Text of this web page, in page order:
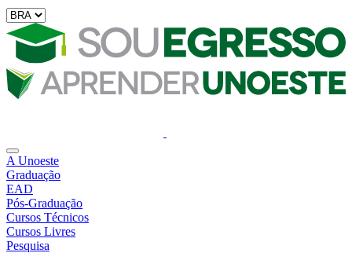
A Unoeste
Graduação
EAD
Pós-Graduação
Cursos Técnicos
Cursos Livres
Pesquisa